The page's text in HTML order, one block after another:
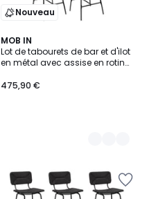
Nouveau
MOB IN
Lot de tabourets de bar et d'ilot
en métal avec assise en rotin
475,90 €
2
Couleurs